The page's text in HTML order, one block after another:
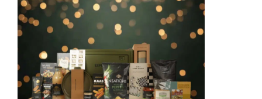
Deze
optie
kan
gekozen
worden
op
de